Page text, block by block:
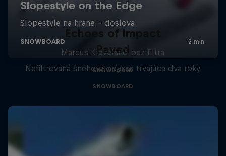
Echoes of Impact
Marcus Kleveland bez filtra
SNOWBOARD
Paved
Nefiltrovaná snehová odysea trvajúca dva roky
SNOWBOARD